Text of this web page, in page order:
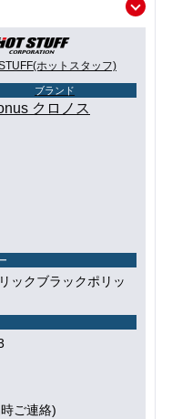
ホットスタッフ)
ブランド
クロノス
ックブラックポリッ
ご連絡)